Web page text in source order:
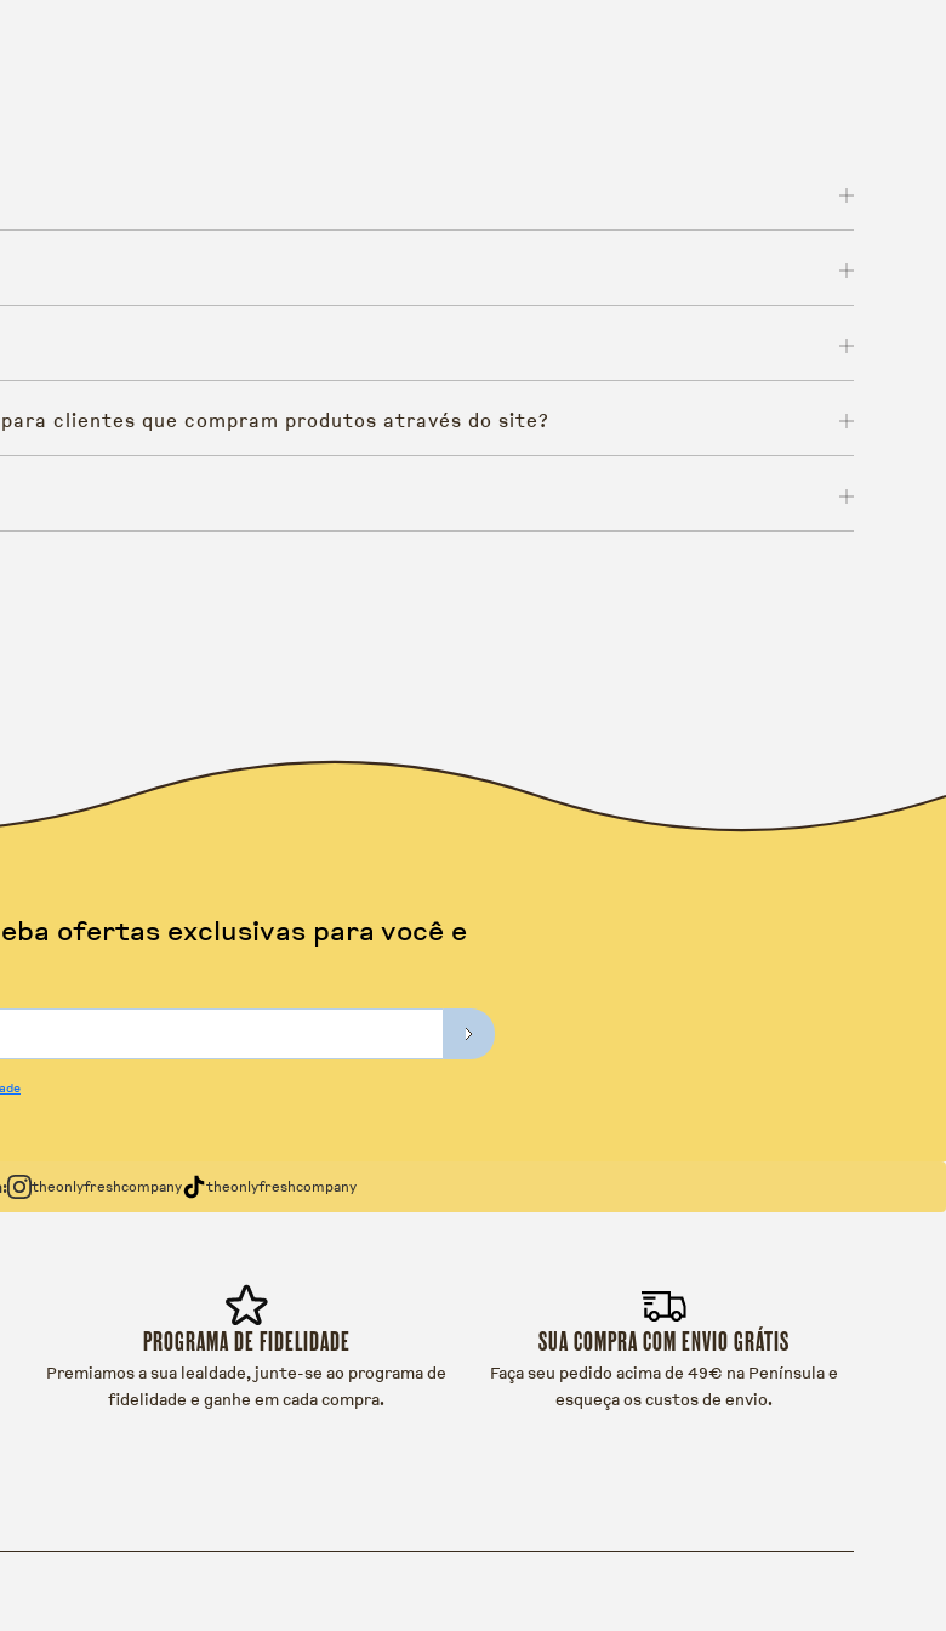
clientes que compram produtos através do site?
ofertas exclusivas para você e
theonlyfreshcompany theonlyfreshcompany
PROGRAMA DE FIDELIDADE
Premiamos a sua lealdade, junte-se ao programa de
fidelidade e ganhe em cada compra.
SUA COMPRA COM ENVIO GRÁTIS
Faça seu pedido acima de 49€ na Península e
esqueça os custos de envio.